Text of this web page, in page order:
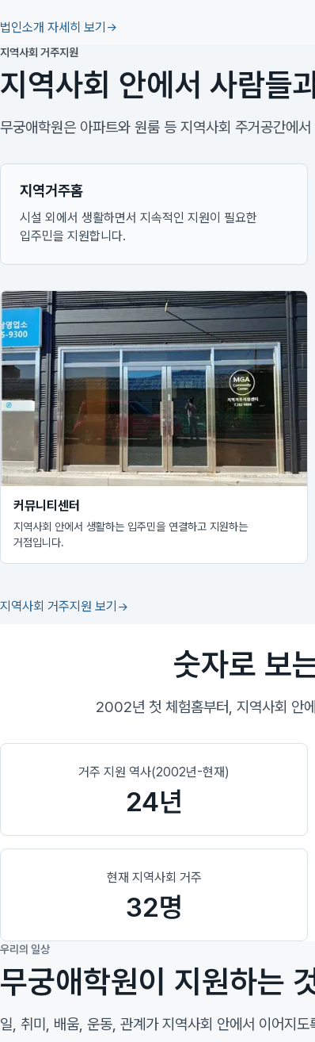
법인소개 자세히 보기
지역사회 거주지원
지역사회 안에서 사람들
무궁애학원은 아파트와 원룸 등 지역사회 주거공간에
지역거주홈
시설 외에서 생활하면서 지속적인 지원이 필요한
입주민을 지원합니다.
커뮤니티센터
지역사회 안에서 생활하는 입주민을 연결하고 지원하는
거점입니다.
지역사회 거주지원 보기
숫자로 보
2002년 첫 체험홈부터, 지역사회 안
거주 지원 역사(2002년-현재)
24년
현재 지역사회 거주
32명
우리의 일상
무궁애학원이 지원하는
일, 취미, 배움, 운동, 관계가 지역사회 안에서 이어지도